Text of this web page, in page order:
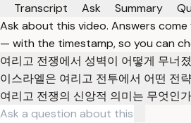
Transcript
Ask Summary
Ask about this video. Answers
— with the timestamp, so you can
여리고 전쟁에서 성벽이 어떻게 무너
이스라엘은 여리고 전투에서 어떤 전
여리고 전쟁의 신앙적 의미는 무엇인